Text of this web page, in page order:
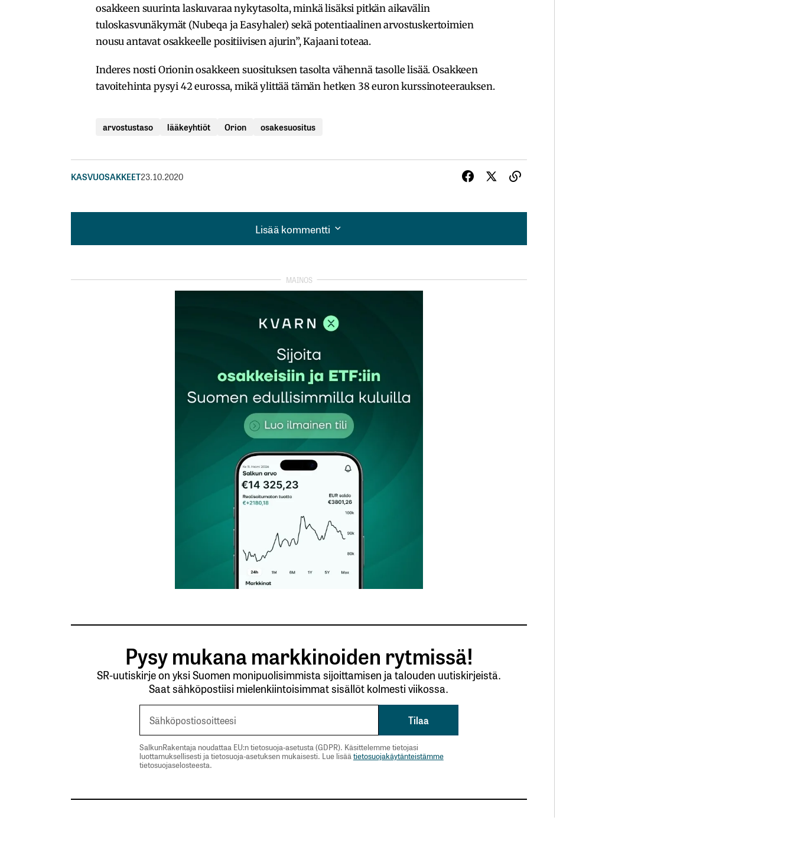
osakkeen suurinta laskuvaraa nykytasolta, minkä lisäksi pitkän aikavälin
tuloskasvunäkymät (Nubeqa ja Easyhaler) sekä potentiaalinen arvostuskertoimien
nousu antavat osakkeelle positiivisen ajurin”, Kajaani toteaa.
Inderes nosti Orionin osakkeen suosituksen tasolta vähennä tasolle lisää. Osakkeen
tavoitehinta pysyi 42 eurossa, mikä ylittää tämän hetken 38 euron kurssinoteerauksen.
arvostustaso lääkeyhtiöt Orion osakesuositus
KASVUOSAKKEET23.10.2020
Lisää kommentti
Lisää kommentti
Pakolliset kentät on merkitty
Sähköpostiosoitteesi
Pysy mukana markkinoiden rytmissä!
SR-uutiskirje on yksi Suomen monipuolisimmista sijoittamisen ja talouden uutiskirjeistä.
Saat sähköpostiisi mielenkiintoisimmat sisällöt kolmesti viikossa.
SalkunRakentaja noudattaa EU:n tietosuoja-asetusta (GDPR). Käsittelemme tietojasi
luottamuksellisesti ja tietosuoja-asetuksen mukaisesti. Lue lisäätietosuojakäytänteistämme
tietosuojaselosteesta.